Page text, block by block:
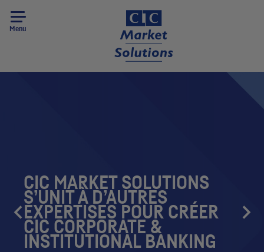
Menu
CIC MARKET SOLUTIONS
S’UNIT À D’AUTRES
EXPERTISES POUR CRÉER
CIC CORPORATE &
INSTITUTIONAL BANKING